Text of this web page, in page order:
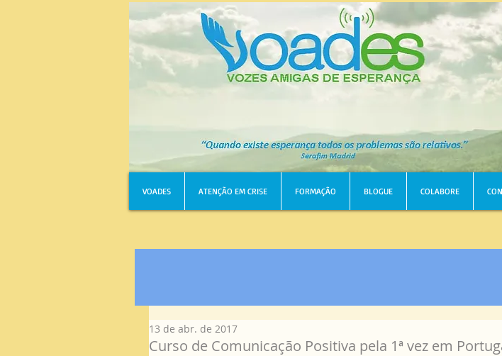
VOADES ATENÇÃO EM CRISE FORMAÇÃO BLOGUE COLABORE
Curso de Comunicação Positiva pela 1ª vez em
13 de abr. de 2017